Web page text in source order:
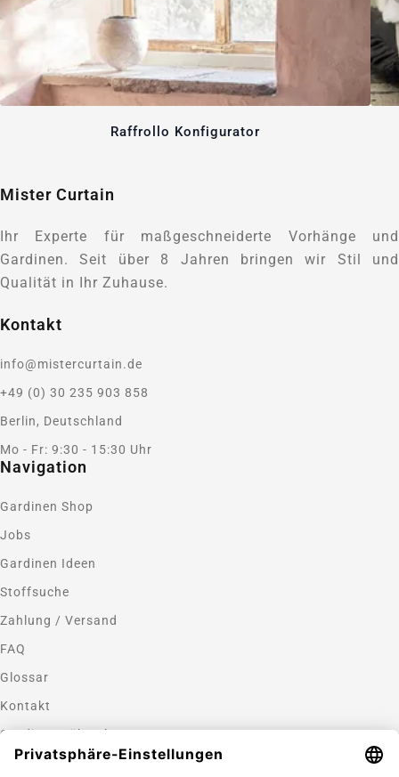
Raffrollo Konfigurator
Mister Curtain
Ihr Experte für maßgeschneiderte Vorhänge und
Gardinen. Seit über 8 Jahren bringen wir Stil und
Qualität in Ihr Zuhause.
Kontakt
info@mistercurtain.de
+49 (0) 30 235 903 858
Berlin, Deutschland
Mo - Fr: 9:30 - 15:30 Uhr
Navigation
Gardinen Shop
Jobs
Gardinen Ideen
Stoffsuche
Zahlung / Versand
FAQ
Glossar
Kontakt
Gardinen nähen lassen
Zahlungsmethoden